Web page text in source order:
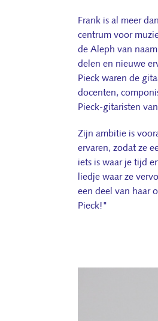
Frank is al meer
centrum voor
de Aleph van
delen en nieuwe
Pieck waren de
docenten,
Pieck-gitaristen
Zijn ambitie is
ervaren, zodat ze
iets is waar je tijd
liedje waar ze
een deel van haar
Pieck!"